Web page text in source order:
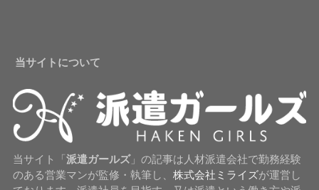
当サイトについて
当サイト「 派遣ガールズ」の記事は人材派遣会社で勤務経験
のある営業マンが監修・執筆し、 株式会社ミライズが運営し